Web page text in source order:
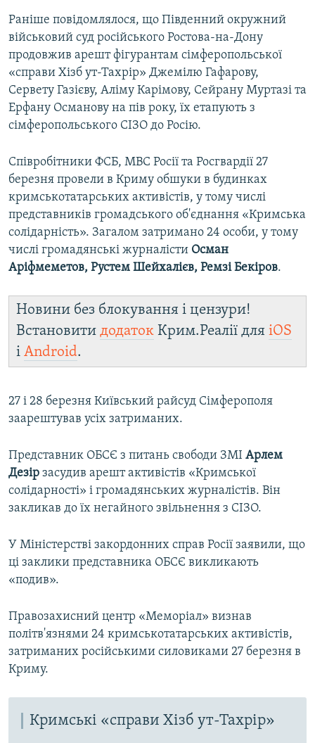
Раніше повідомлялося, що Південний окружний
військовий суд російського Ростова-на-Дону
продовжив арешт фігурантам сімферопольської
«справи Хізб ут-Тахрір» Джемілю Гафарову,
Сервету Газієву, Аліму Карімову, Сейрану Муртазі та
Ерфану Османову на пів року, їх етапують з
сімферопольського СІЗО до Росію.
Співробітники ФСБ, МВС Росії та Росгвардії 27
березня провели в Криму обшуки в будинках
кримськотатарських активістів, у тому числі
представників громадського об'єднання «Кримська
солідарність». Загалом затримано 24 особи, у тому
числі громадянські журналісти Осман
Аріфмеметов, Рустем Шейхалієв, Ремзі Бекіров.​
Новини без блокування і цензури!
Встановити додаток Крим.Реалії для iOS
і Android.
27 і 28 березня Київський райсуд Сімферополя
заарештував усіх затриманих.
Представник ОБСЄ з питань свободи ЗМІ Арлем
Дезір засудив арешт активістів «Кримської
солідарності» і громадянських журналістів. Він
закликав до їх негайного звільнення з СІЗО.
У Міністерстві закордонних справ Росії заявили, що
ці заклики представника ОБСЄ викликають
«подив».
Правозахисний центр «Меморіал» визнав
політв'язнями 24 кримськотатарських активістів,
затриманих російськими силовиками 27 березня в
Криму.
Кримські «справи Хізб ут-Тахрір»